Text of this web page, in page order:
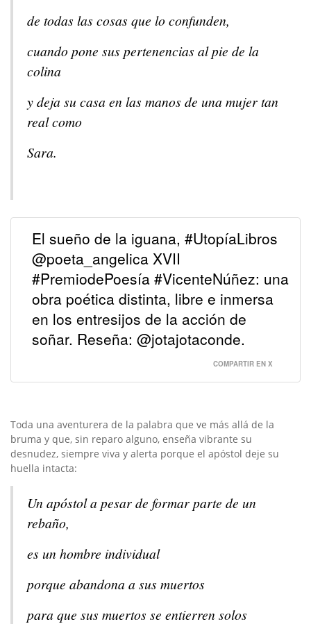
de todas las cosas que lo confunden,
cuando pone sus pertenencias al pie de la
colina
y deja su casa en las manos de una mujer tan
real como
Sara.
El sueño de la iguana, #UtopíaLibros
@poeta_angelica XVII
#PremiodePoesía #VicenteNúñez: una
obra poética distinta, libre e inmersa
en los entresijos de la acción de
soñar. Reseña: @jotajotaconde.
COMPARTIR EN X
Toda una aventurera de la palabra que ve más allá de la
bruma y que, sin reparo alguno, enseña vibrante su
desnudez, siempre viva y alerta porque el apóstol deje su
huella intacta:
Un apóstol a pesar de formar parte de un
rebaño,
es un hombre individual
porque abandona a sus muertos
para que sus muertos se entierren solos